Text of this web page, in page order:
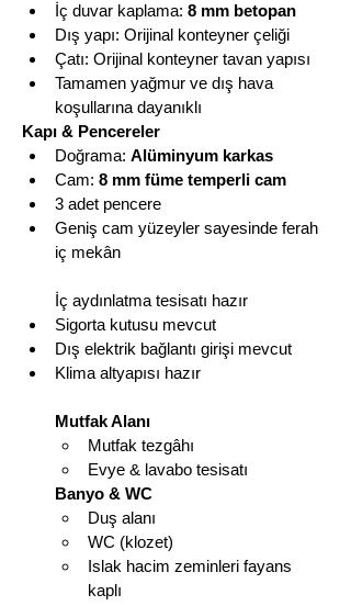
İç duvar kaplama: 8 mm betopan
Dış yapı: Orijinal konteyner çeliği
Çatı: Orijinal konteyner tavan yapısı
Tamamen yağmur ve dış hava
koşullarına dayanıklı
Kapı & Pencereler
Doğrama: Alüminyum karkas
Cam: 8 mm füme temperli cam
3 adet pencere
Geniş cam yüzeyler sayesinde ferah
iç mekân
İç aydınlatma tesisatı hazır
Sigorta kutusu mevcut
Dış elektrik bağlantı girişi mevcut
Klima altyapısı hazır
Mutfak Alanı
Mutfak tezgâhı
Evye & lavabo tesisatı
Banyo & WC
Duş alanı
WC (klozet)
Islak hacim zeminleri fayans
kaplı